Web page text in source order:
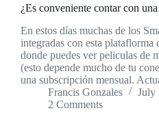
¿Es conveniente contar con
En estos días muchas de los
integradas con esta plataflorma
donde puedes ver peliculas de
(esto depende mucho de tu
una subscripción mensual.
Francis Gonzales
July
2 Comments